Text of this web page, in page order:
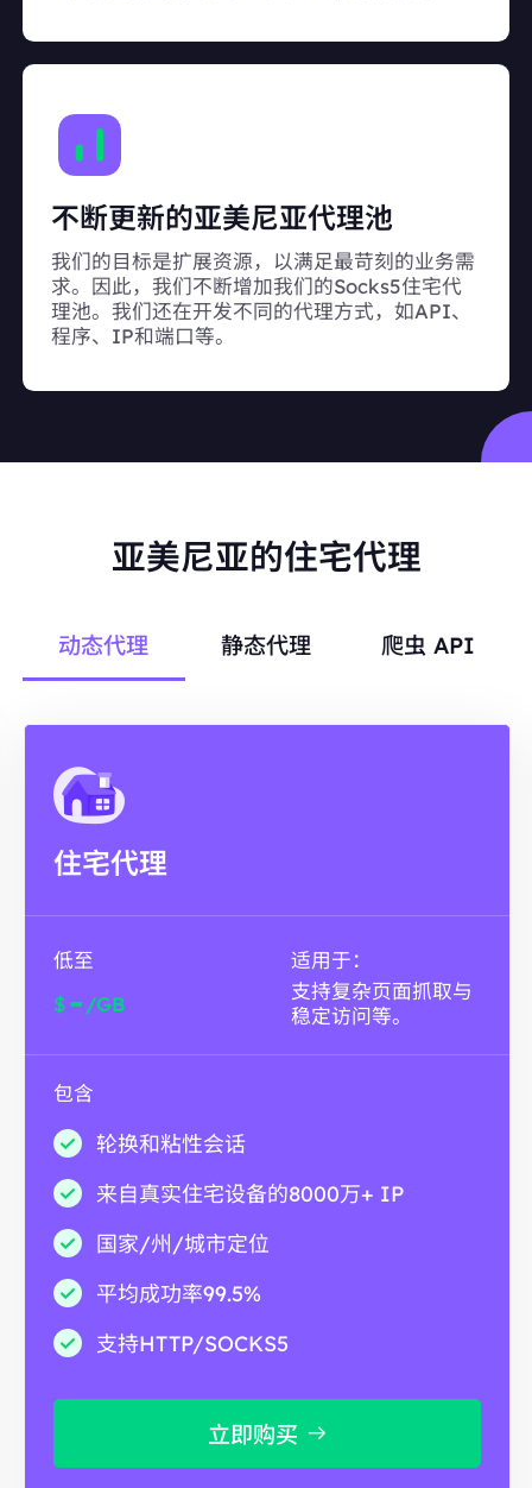
不断更新的亚美尼亚代理池
我们的目标是扩展资源，以满足最苛刻的业务需
求。因此，我们不断增加我们的Socks5住宅代
理池。我们还在开发不同的代理方式，如API、
程序、IP和端口等。
亚美尼亚的住宅代理
动态代理 静态代理 爬虫 API
住宅代理
低至
$- /GB
适用于：
支持复杂页面抓取与
稳定访问等。
包含
轮换和粘性会话
来自真实住宅设备的8000万+ IP
国家/州/城市定位
平均成功率99.5%
支持HTTP/SOCKS5
立即购买